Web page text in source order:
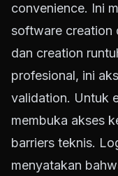
convenience. Ini
software creation
dan creation
profesional, ini
validation. Untuk
membuka akses
barriers teknis.
menyatakan